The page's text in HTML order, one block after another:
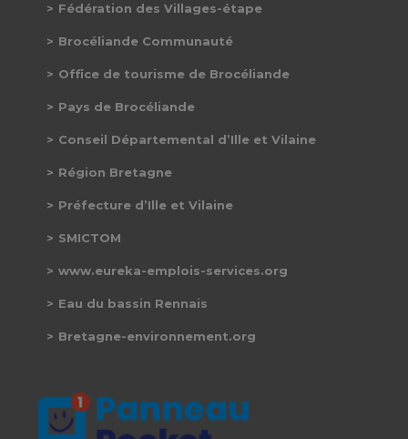
Fédération des Villages-étape
Brocéliande Communauté
Office de tourisme de Brocéliande
Pays de Brocéliande
Conseil Départemental d’Ille et Vilaine
Région Bretagne
Préfecture d’Ille et Vilaine
SMICTOM
www.eureka-emplois-services.org
Eau du bassin Rennais
Bretagne-environnement.org